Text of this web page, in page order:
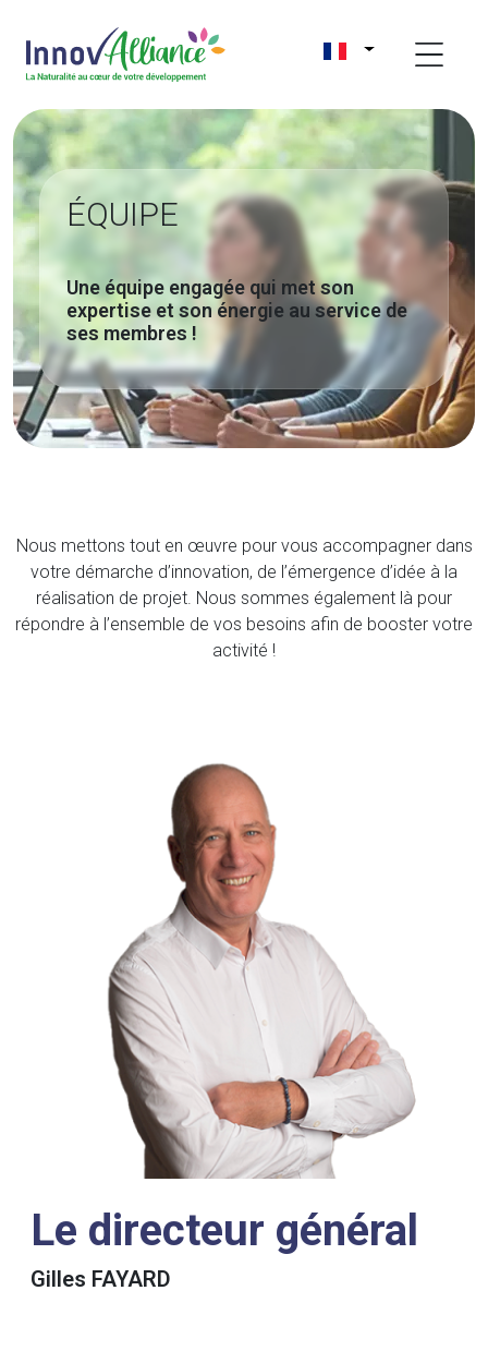
ÉQUIPE
Une équipe engagée qui met son
expertise et son énergie au service de
ses membres !
Nous mettons tout en œuvre pour vous accompagner dans
votre démarche d’innovation, de l’émergence d’idée à la
réalisation de projet. Nous sommes également là pour
répondre à l’ensemble de vos besoins afin de booster votre
activité !
Le directeur général
Gilles FAYARD